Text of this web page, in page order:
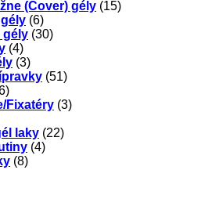
(Cover) gély (15)
(6)
gély (30)
(4)
(3)
(51)
Fixatéry (3)
laky (22)
(4)
(8)